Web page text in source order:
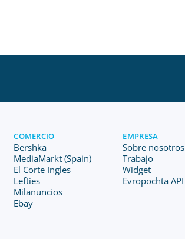
COMERCIO
Bershka
MediaMarkt (Spain)
El Corte Ingles
Lefties
Milanuncios
Ebay
EMPRESA
Sobre nosotros
Trabajo
Widget
Evropochta API